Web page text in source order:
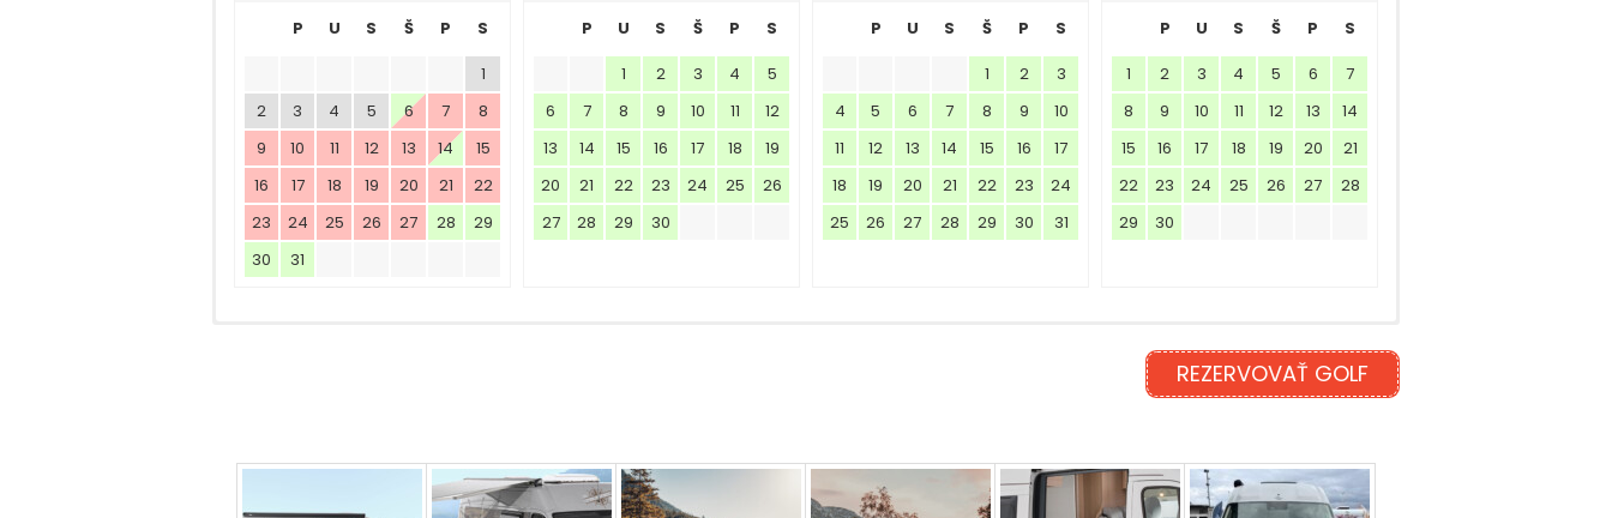
P U S Š P
S
1
2
3 4 5 6 7
8
9
10 11 12 13 14
15
16
17 18 19 20 21
22
23
24 25 26 27 28
29
30
31
P U S Š P
S
1
2 3 4
5
6
7 8 9 10 11
12
13
14 15 16 17 18
19
20
21 22 23 24 25
26
27
28 29 30
P U S Š P
S
1
2
3
4
5 6 7 8 9
10
11
12 13 14 15 16
17
18
19 20 21 22 23
24
25
26 27 28 29 30 31
P U S Š P
S
1
2 3 4 5 6
7
8
9 10 11 12 13
14
15
16 17 18 19 20
21
22
23 24 25 26 27
28
29
30
KARAVAN CHARLIE
REZERVOVAŤ GOLF